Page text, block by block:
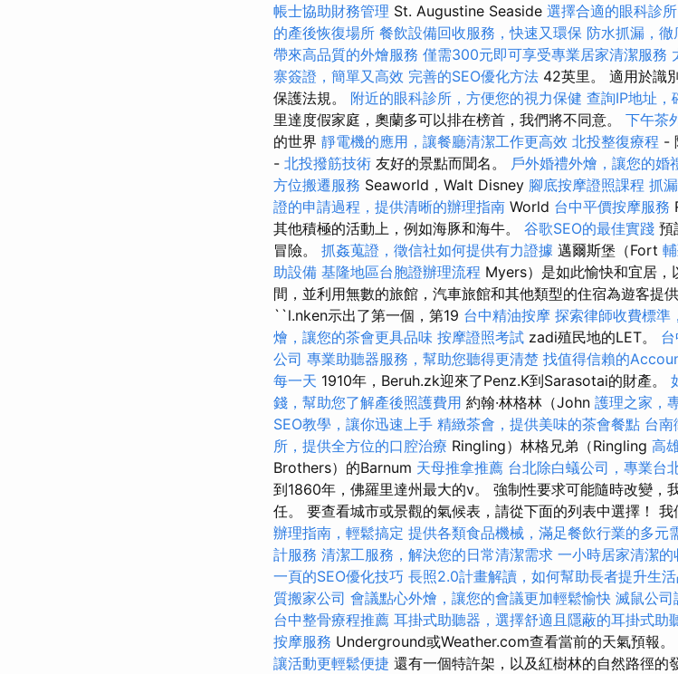
帳士協助財務管理 St. Augustine Seaside 選擇合適的眼科診
的產後恢復場所 餐飲設備回收服務，快速又環保 防水抓漏，
帶來高品質的外燴服務 僅需300元即可享受專業居家清潔服務
寨簽證，簡單又高效 完善的SEO優化方法 42英里。 適用於識
保護法規。 附近的眼科診所，方便您的視力保健 查詢IP地址，
里達度假家庭，奧蘭多可以排在榜首，我們將不同意。 下午茶
的世界 靜電機的應用，讓餐廳清潔工作更高效 北投整復療程 -
- 北投撥筋技術 友好的景點而聞名。 戶外婚禮外燴，讓您的婚
方位搬遷服務 Seaworld，Walt Disney 腳底按摩證照課程 抓
證的申請過程，提供清晰的辦理指南 World 台中平價按摩服務
其他積極的活動上，例如海豚和海牛。 谷歌SEO的最佳實踐 預
冒險。 抓姦蒐證，徵信社如何提供有力證據 邁爾斯堡（Fort
助設備 基隆地區台胞證辦理流程 Myers）是如此愉快和宜居
間，並利用無數的旅館，汽車旅館和其他類型的住宿為遊客提
``l.nken示出了第一個，第19 台中精油按摩 探索律師收費標準
燴，讓您的茶會更具品味 按摩證照考試 zadi殖民地的LET。
公司 專業助聽器服務，幫助您聽得更清楚 找值得信賴的
每一天 1910年，Beruh.zk迎來了Penz.K到Sarasotai的財產。
錢，幫助您了解產後照護費用 約翰·林格林（John 護理之家，
SEO教學，讓你迅速上手 精緻茶會，提供美味的茶會餐點 台南
所，提供全方位的口腔治療 Ringling）林格兄弟（Ringling 高
Brothers）的Barnum 天母推拿推薦 台北除白蟻公司，專業台
到1860年，佛羅里達州最大的v。 強制性要求可能隨時改變，
任。 要查看城市或景觀的氣候表，請從下面的列表中選擇！
辦理指南，輕鬆搞定 提供各類食品機械，滿足餐飲行業的多元
計服務 清潔工服務，解決您的日常清潔需求 一小時居家清潔的
一頁的SEO優化技巧 長照2.0計畫解讀，如何幫助長者提升生
質搬家公司 會議點心外燴，讓您的會議更加輕鬆愉快 滅鼠公司
台中整骨療程推薦 耳掛式助聽器，選擇舒適且隱蔽的耳掛式助
按摩服務 Underground或Weather.com查看當前的天氣預報。
讓活動更輕鬆便捷 還有一個特許架，以及紅樹林的自然路徑